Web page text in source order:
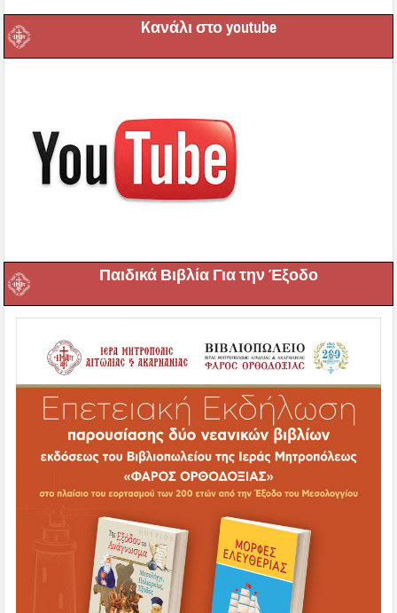
Kανάλι στο youtube
Παιδικά Βιβλία Για την Έξοδο